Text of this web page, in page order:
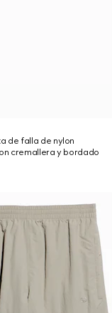
de falla de nylon
cremallera y bordado